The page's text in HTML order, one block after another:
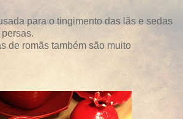
para o tingimento das lãs e sedas
de romãs também são muito